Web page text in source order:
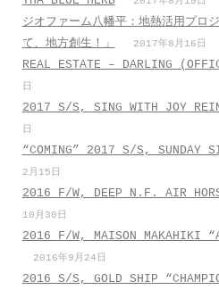
ジオファーム八幡平：地熱活用プロ
て、地方創生！」
2017年8月16日
REAL ESTATE – DARLING
日
2017 S/S, SING WITH JOY
日
“COMING” 2017 S/S, SUNDAY
2月15日
2016 F/W, DEEP N.F. AIR
10月30日
2016 F/W, MAISON MAKAHIKI
2016年9月24日
2016 S/S, GOLD SHIP